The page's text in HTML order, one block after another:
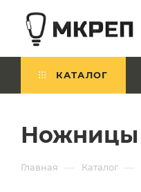
КАТАЛОГ
Ножницы
Главная — Каталог —